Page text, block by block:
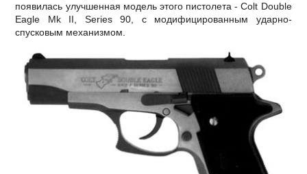
появилась улучшенная модель этого пистолета - Соlt Double
Eagle Mk II, Series 90, с модифицированным ударно-
спусковым механизмом.